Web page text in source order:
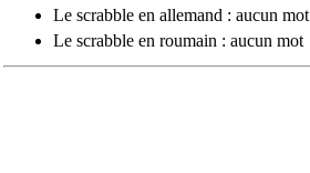
Le scrabble en allemand : aucun mot
Le scrabble en roumain : aucun mot